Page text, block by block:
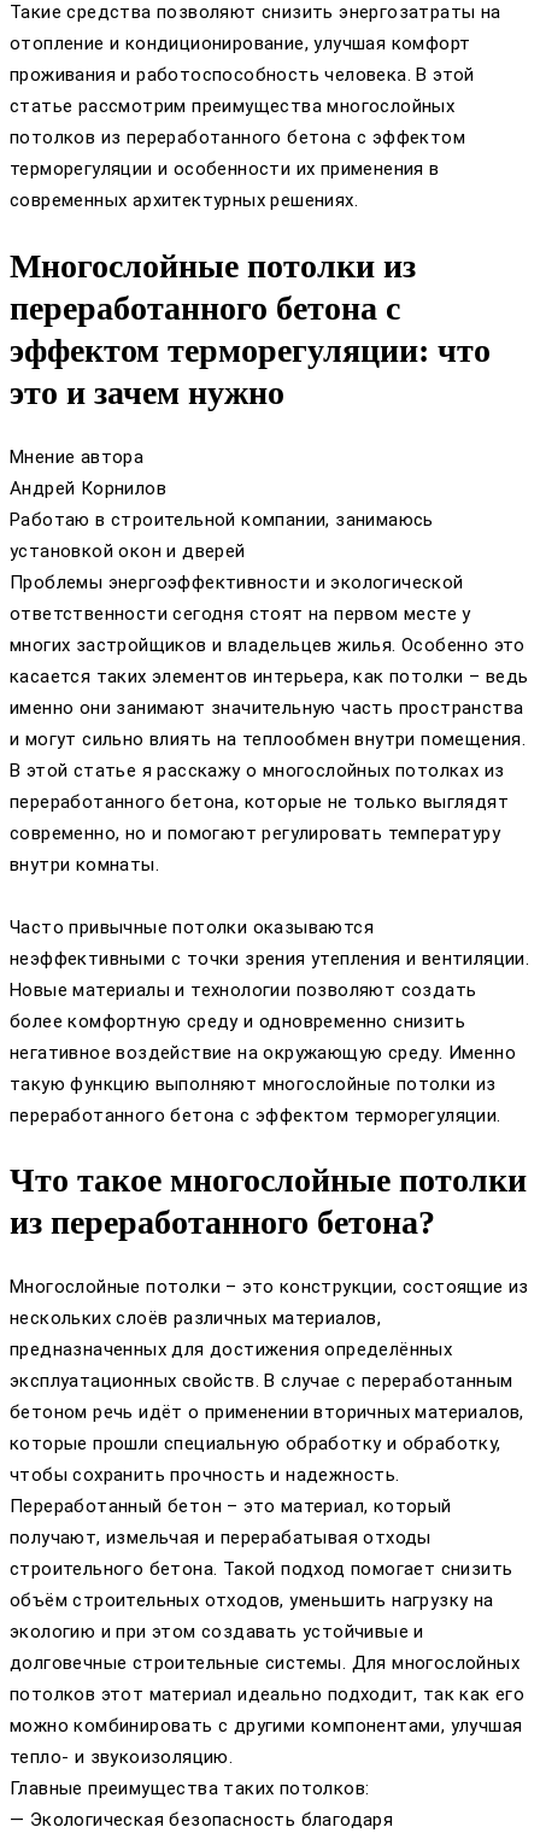
Такие средства позволяют снизить энергозатраты на
отопление и кондиционирование, улучшая комфорт
проживания и работоспособность человека. В этой
статье рассмотрим преимущества многослойных
потолков из переработанного бетона с эффектом
терморегуляции и особенности их применения в
современных архитектурных решениях.
Многослойные потолки из
переработанного бетона с
эффектом терморегуляции: что
это и зачем нужно
Мнение автора
Андрей Корнилов
Работаю в строительной компании, занимаюсь
установкой окон и дверей
Проблемы энергоэффективности и экологической
ответственности сегодня стоят на первом месте у
многих застройщиков и владельцев жилья. Особенно это
касается таких элементов интерьера, как потолки – ведь
именно они занимают значительную часть пространства
и могут сильно влиять на теплообмен внутри помещения.
В этой статье я расскажу о многослойных потолках из
переработанного бетона, которые не только выглядят
современно, но и помогают регулировать температуру
внутри комнаты.
Часто привычные потолки оказываются
неэффективными с точки зрения утепления и вентиляции.
Новые материалы и технологии позволяют создать
более комфортную среду и одновременно снизить
негативное воздействие на окружающую среду. Именно
такую функцию выполняют многослойные потолки из
переработанного бетона с эффектом терморегуляции.
Что такое многослойные потолки
из переработанного бетона?
Многослойные потолки – это конструкции, состоящие из
нескольких слоёв различных материалов,
предназначенных для достижения определённых
эксплуатационных свойств. В случае с переработанным
бетоном речь идёт о применении вторичных материалов,
которые прошли специальную обработку и обработку,
чтобы сохранить прочность и надежность.
Переработанный бетон – это материал, который
получают, измельчая и перерабатывая отходы
строительного бетона. Такой подход помогает снизить
объём строительных отходов, уменьшить нагрузку на
экологию и при этом создавать устойчивые и
долговечные строительные системы. Для многослойных
потолков этот материал идеально подходит, так как его
можно комбинировать с другими компонентами, улучшая
тепло- и звукоизоляцию.
Главные преимущества таких потолков:
— Экологическая безопасность благодаря